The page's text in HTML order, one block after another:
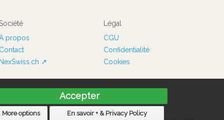
Accepter
More options En savoir + & Privacy Policy
Société
propos
Contact
NexSwiss.ch ↗
Légal
CGU
Confidentialité
Cookies